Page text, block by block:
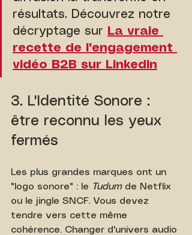
résultats. Découvrez notre
décryptage sur
La vraie
recette de l'engagement
vidéo B2B sur LinkedIn
3. L'Identité Sonore :
être reconnu les yeux
fermés
Les plus grandes marques ont un
"logo sonore" : le Tudum de Netflix
ou le jingle SNCF. Vous devez
tendre vers cette même
cohérence. Changer d'univers audio